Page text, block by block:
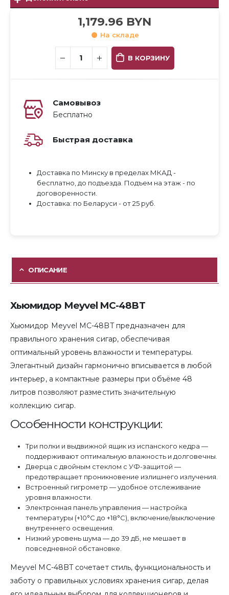
1,179.96 BYN
На складе
В КОРЗИНУ
Самовывоз
Бесплатно
Быстрая доставка
Доставка по Минску в пределах МКАД -
бесплатно, до подъезда. Подъем на этаж - по
договоренности.
Доставка: по Беларуси - от 25 руб.
ОПИСАНИЕ
Хьюмидор Meyvel MC-48BT
Хьюмидор Meyvel MC-48BT предназначен для
правильного хранения сигар, обеспечивая
оптимальный уровень влажности и температуры.
Элегантный дизайн гармонично вписывается в любой
интерьер, а компактные размеры при объёме 48
литров позволяют разместить значительную
коллекцию сигар.
Особенности конструкции:
Три полки и выдвижной ящик из испанского кедра —
поддерживают оптимальную влажность и долговечны.
Дверца с двойным стеклом с УФ-защитой —
предотвращает проникновение излишнего излучения.
Встроенный гигрометр — удобное отслеживание
уровня влажности.
Электронная панель управления — настройка
температуры (+10°C до +18°C), включение/выключение
внутреннего освещения.
Низкий уровень шума — до 39 дБ, не мешает в
повседневной обстановке.
Meyvel MC-48BT сочетает стиль, функциональность и
заботу о правильных условиях хранения сигар, делая